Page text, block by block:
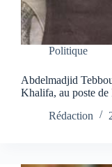
Politique
Abdelmadjid
Khalifa, au poste de
Rédaction